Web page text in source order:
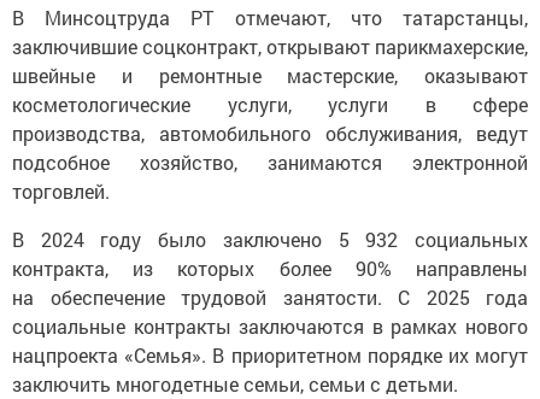
В Минсоцтруда РТ отмечают, что татарстанцы,
заключившие соцконтракт, открывают парикмахерские,
швейные и ремонтные мастерские, оказывают
косметологические услуги, услуги в сфере
производства, автомобильного обслуживания, ведут
подсобное хозяйство, занимаются электронной
торговлей.
В 2024 году было заключено 5 932 социальных
контракта, из которых более 90% направлены
на обеспечение трудовой занятости. С 2025 года
социальные контракты заключаются в рамках нового
нацпроекта «Семья». В приоритетном порядке их могут
заключить многодетные семьи, семьи с детьми.